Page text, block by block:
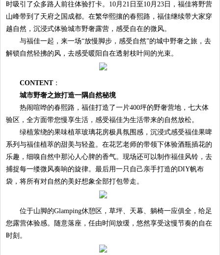
时吸引了众多路人前往体验打卡。10月21日至10月23日，福佳将野营
山峰带到了天府之国成都。在繁华熙攘的春熙路，福佳继续带大家穿
越自然，沉浸式体验城市野奢露营，感受自在的微风。
与福佳一起，来一场“放慢脚步，感受自然”的城中野奢之旅，去
解锁自然轻拂的风，去感受暖阳自在透射枝叶间的光束。
CONTENT：
城市野奢之旅打造一隅自然秘境
热闹喧哗的春熙路，福佳打造了一片400坪的野奢营地，七大体
验区，全方面带您慢享生活，感受福佳为生活带来的自然放松。
绿植萦绕的果味植萃玻璃花房极具氛围感，沉浸式感受福佳果啤
系列与福佳植萃的甜美与轻盈。在花艺老师的带领下体验酒瓶插花的
乐趣，细嗅自然中那沁人心脾的香气。现场还可以制作福佳风铃，去
捕捉每一缕微风奏响的旋律。最后用一只自己亲手打造的DIY帆布
袋，将所有对自然的美好想象全部打包带走。
位于山脚的Glamping休憩区，草坪、天幕、躺椅一应俱全，给足
您露营体验感。随意落座，任由时间放缓，悠然享受这慢节奏的自在
时刻。